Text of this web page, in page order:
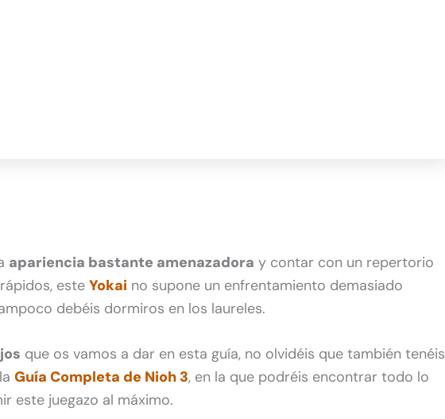
apariencia bastante amenazadora y contar con un repertorio
este Yokai no supone un enfrentamiento demasiado
debéis dormiros en los laureles.
que os vamos a dar en esta guía, no olvidéis que también tenéis
Guía Completa de Nioh 3, en la que podréis encontrar todo lo
este juegazo al máximo.